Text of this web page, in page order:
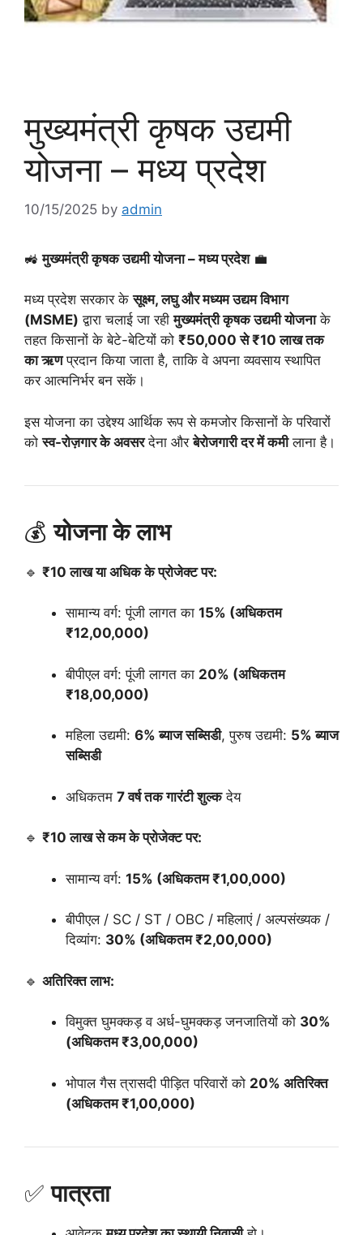
मुख्यमंत्री कृषक उद्यमी
योजना – मध्य प्रदेश
10/15/2025 by admin
🚜मुख्यमंत्री कृषक उद्यमी योजना – मध्य प्रदेश💼
मध्य प्रदेश सरकार केसूक्ष्म, लघु और मध्यम उद्यम विभाग
(MSME) द्वारा चलाई जा रहीमुख्यमंत्री कृषक उद्यमी योजनाके
तहत किसानों के बेटे-बेटियों को ₹50,000 से ₹10 लाख तक
का ऋणप्रदान किया जाता है, ताकि वे अपना व्यवसाय स्थापित
कर आत्मनिर्भर बन सकें।
इस योजना का उद्देश्य आर्थिक रूप से कमजोर किसानों के परिवारों
कोस्व-रोज़गार के अवसरदेना औरबेरोजगारी दर में कमीलाना है।
💰योजना के लाभ
🔹 ₹10 लाख या अधिक के प्रोजेक्ट पर:
सामान्य वर्ग: पूंजी लागत का 15% (अधिकतम
₹12,00,000)
बीपीएल वर्ग: पूंजी लागत का 20% (अधिकतम
₹18,00,000)
महिला उद्यमी: 6% ब्याज सब्सिडी, पुरुष उद्यमी: 5% ब्याज
सब्सिडी
अधिकतम 7 वर्ष तक गारंटी शुल्कदेय
🔹 ₹10 लाख से कम के प्रोजेक्ट पर:
सामान्य वर्ग: 15% (अधिकतम ₹1,00,000)
बीपीएल / SC / ST / OBC / महिलाएं / अल्पसंख्यक /
दिव्यांग: 30% (अधिकतम ₹2,00,000)
🔹 अतिरिक्त लाभ:
विमुक्त घुमक्कड़ व अर्ध-घुमक्कड़ जनजातियों को 30%
(अधिकतम ₹3,00,000)
भोपाल गैस त्रासदी पीड़ित परिवारों को 20% अतिरिक्त
(अधिकतम ₹1,00,000)
✅पात्रता